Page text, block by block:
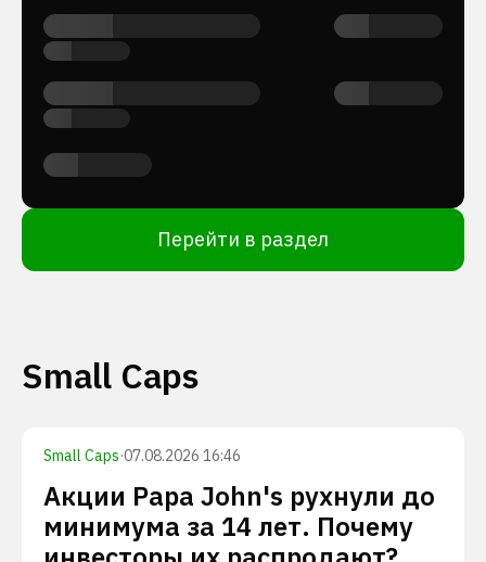
Перейти в раздел
Small Caps
Small Caps·07.08.2026 16:46
Акции Papa John's рухнули до
минимума за 14 лет. Почему